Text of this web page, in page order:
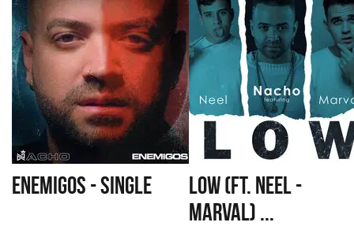
ENEMIGOS - SINGLE
LOW (FT. NEEL -
MARVAL) ...